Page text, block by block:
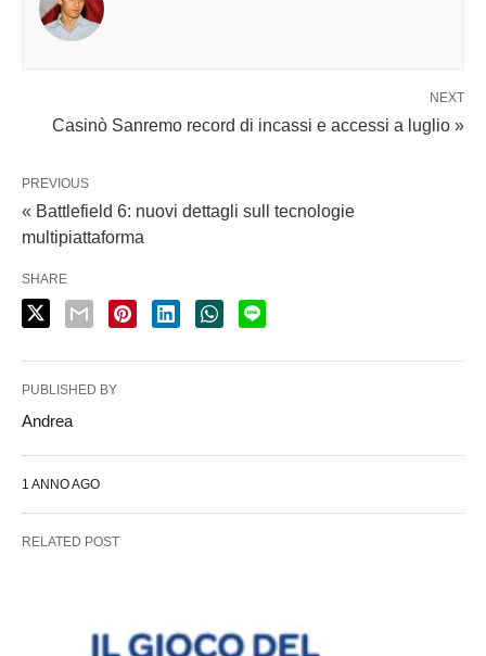
NEXT
Casinò Sanremo record di incassi e accessi a luglio »
PREVIOUS
« Battlefield 6: nuovi dettagli sull tecnologie
multipiattaforma
SHARE
PUBLISHED BY
Andrea
1 ANNO AGO
RELATED POST